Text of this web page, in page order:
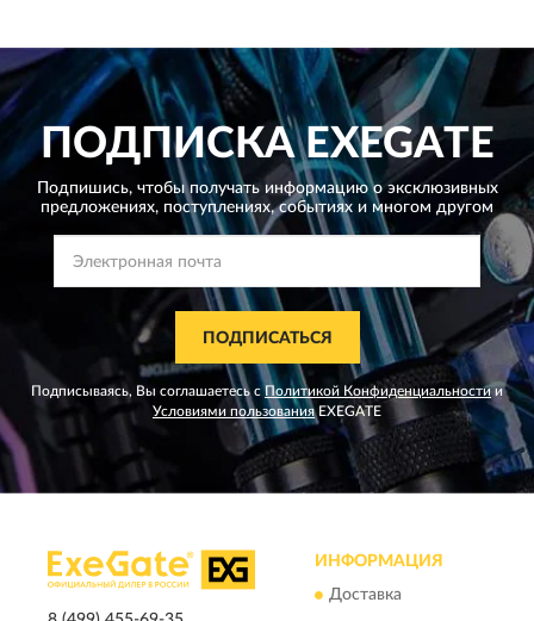
ПОДПИСКАEXEGATE
Подпишись, чтобы получать информацию о эксклюзивных
предложениях, поступлениях, событиях и многом другом
ПОДПИСАТЬСЯ
Подписываясь, Вы соглашаетесь сПолитикой Конфиденциальности и
Условиями пользованияEXEGATE
ИНФОРМАЦИЯ
Доставка